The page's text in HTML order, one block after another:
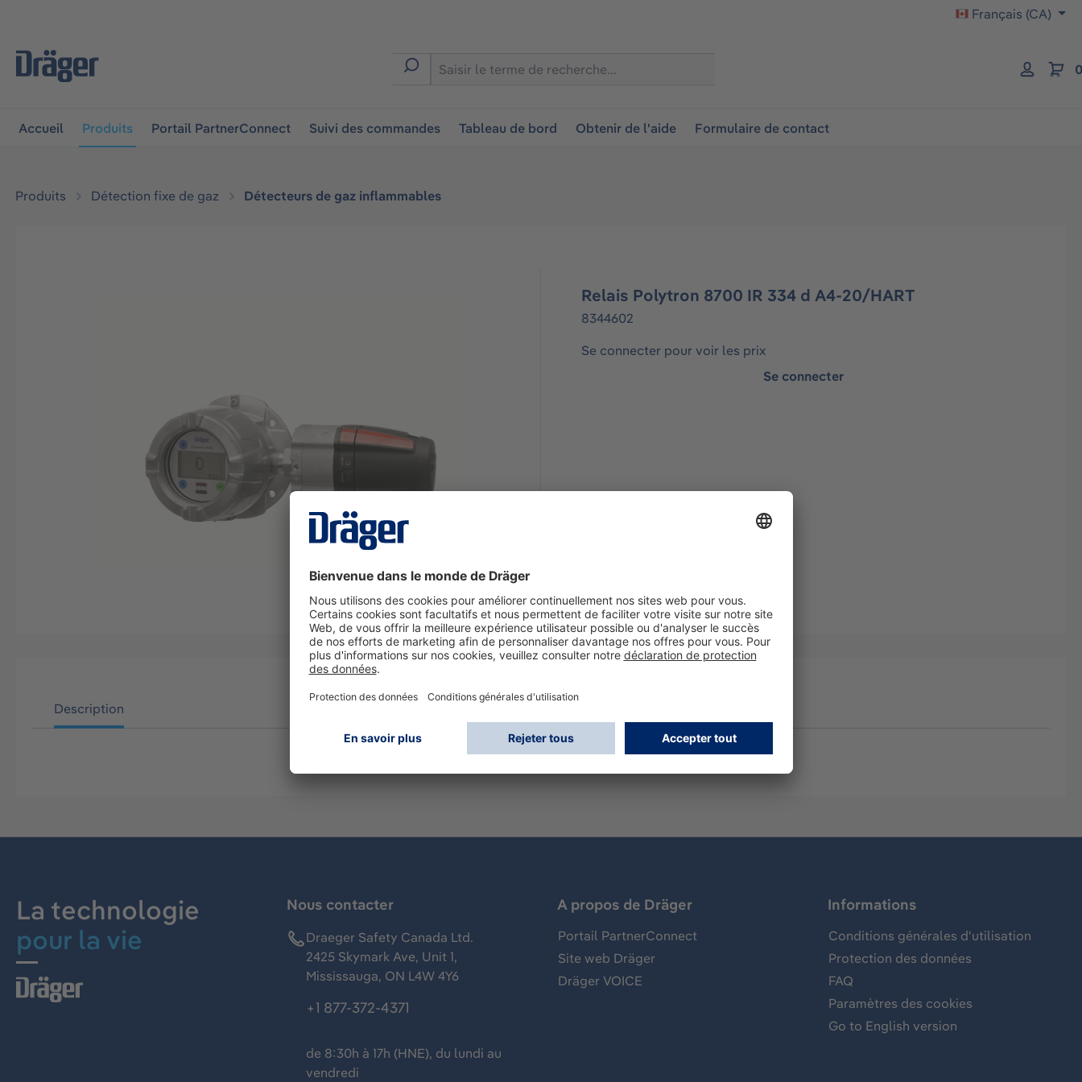
Français (CA)
Accueil Produits Portail PartnerConnect Suivi des commandes Tableau de bord Obtenir de l'aide Formulaire de contact
Produits Détection fixe de gaz Détecteurs de gaz inflammables
Relais Polytron 8700 IR 334 d A4-20/HART
8344602
Se connecter pour voir les prix
Se connecter
Description
La technologie
pour la vie
Nous contacter
Draeger Safety Canada Ltd.
2425 Skymark Ave, Unit 1,
Mississauga, ON L4W 4Y6
+1 877-372-4371
de 8:30h à 17h (HNE), du lundi au
vendredi
A propos de Dräger
Portail PartnerConnect
Site web Dräger
Dräger VOICE
Informations
Conditions générales d'utilisation
Protection des données
FAQ
Paramètres des cookies
Go to English version